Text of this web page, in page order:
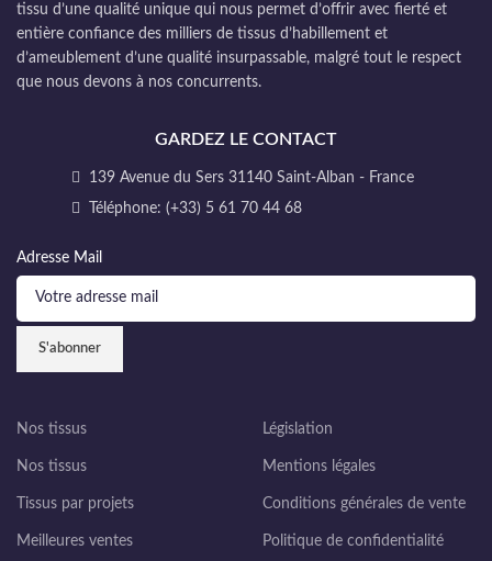
tissu d’une qualité unique qui nous permet d’offrir avec fierté et
entière confiance des milliers de tissus d’habillement et
d’ameublement d’une qualité insurpassable, malgré tout le respect
que nous devons à nos concurrents.
GARDEZ LE CONTACT
139 Avenue du Sers 31140 Saint-Alban - France
Téléphone: (+33) 5 61 70 44 68
Adresse Mail
Nos tissus
Nos tissus
Tissus par projets
Meilleures ventes
Législation
Mentions légales
Conditions générales de vente
Politique de confidentialité